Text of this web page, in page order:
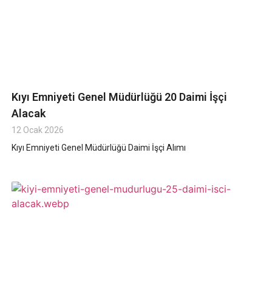
Kıyı Emniyeti Genel Müdürlüğü 20 Daimi İşçi
Alacak
12 Ocak 2026
Kıyı Emniyeti Genel Müdürlüğü Daimi İşçi Alımı